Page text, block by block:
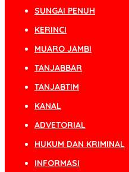
SUNGAI PENUH
KERINCI
MUARO JAMBI
TANJABBAR
TANJABTIM
KANAL
ADVETORIAL
HUKUM DAN KRIMINAL
INFORMASI